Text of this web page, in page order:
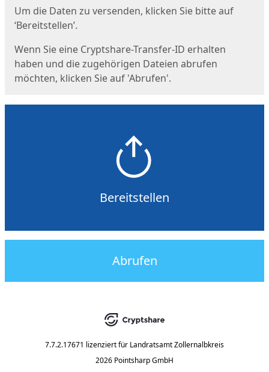
Um die Daten zu versenden, klicken Sie bitte auf
‘Bereitstellen’.
Wenn Sie eine Cryptshare-Transfer-ID erhalten
haben und die zugehörigen Dateien abrufen
möchten, klicken Sie auf 'Abrufen'.
Bereitstellen
Abrufen
7.7.2.17671 lizenziert für Landratsamt Zollernalbkreis
2026 Pointsharp GmbH